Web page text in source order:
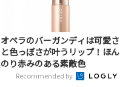
オペラのバーガンディは可愛さ
と色っぽさが叶うリップ！ほん
のり赤みのある素敵色
Recommended by